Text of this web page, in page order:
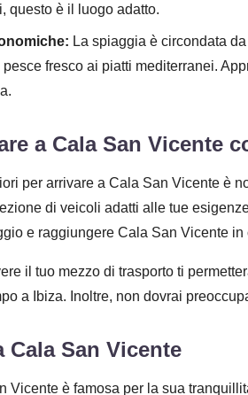
questo è il luogo adatto.
La spiaggia è circondata
fresco ai piatti mediterranei.
a Cala San Vicente
per arrivare a Cala San Vicente è
di veicoli adatti alle tue
e raggiungere Cala San Vicente in
il tuo mezzo di trasporto ti
a Ibiza. Inoltre, non dovrai
Cala San Vicente
Vicente è famosa per la sua